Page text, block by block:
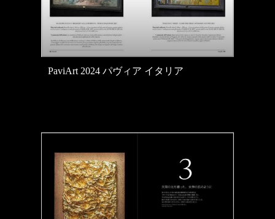
PaviArt 2024 パヴィア イタリア